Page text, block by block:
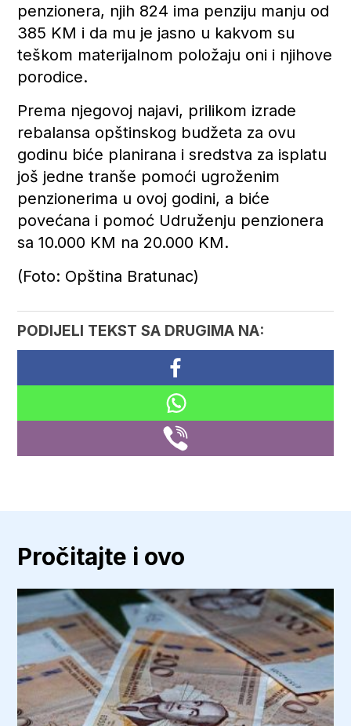
penzionera, njih 824 ima penziju manju od
385 KM i da mu je jasno u kakvom su
teškom materijalnom položaju oni i njihove
porodice.
Prema njegovoj najavi, prilikom izrade
rebalansa opštinskog budžeta za ovu
godinu biće planirana i sredstva za isplatu
još jedne tranše pomoći ugroženim
penzionerima u ovoj godini, a biće
povećana i pomoć Udruženju penzionera
sa 10.000 KM na 20.000 KM.
(Foto: Opština Bratunac)
PODIJELI TEKST SA DRUGIMA NA:
Pročitajte i ovo